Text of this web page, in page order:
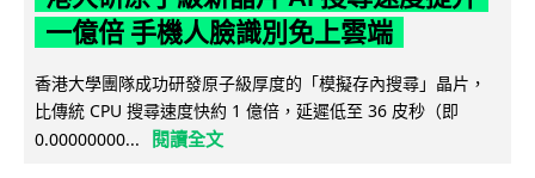
一億倍 手機人臉識別免上雲端
香港大學團隊成功研發原子級厚度的「模擬存內搜尋」晶片，
比傳統 CPU 搜尋速度快約 1 億倍，延遲低至 36 皮秒（即
0.00000000...
閱讀全文